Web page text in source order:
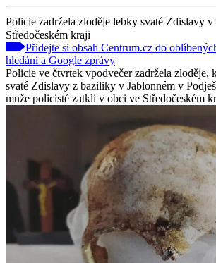
Policie zadržela zloděje lebky svaté Zdislavy
Středočeském kraji
Přidejte si obsah Centrum.cz do
hledání a Google zprávy
Policie ve čtvrtek vpodvečer zadržela zloděje,
svaté Zdislavy z baziliky v Jablonném v
muže policisté zatkli v obci ve Středočeském